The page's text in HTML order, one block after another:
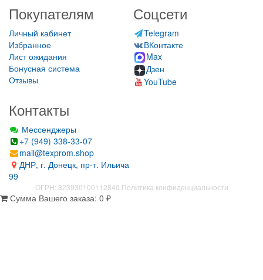
Покупателям
Личный кабинет
Избранное
Лист ожидания
Бонусная система
Отзывы
Соцсети
Telegram
ВКонтакте
Max
Дзен
YouTube
Контакты
Мессенджеры
+7 (949) 338-33-07
mail@texprom.shop
ДНР, г. Донецк, пр-т. Ильича
99
ОГРН: 323930100112840 Политика конфиденциальности
Сумма Вашего заказа: 0 ₽